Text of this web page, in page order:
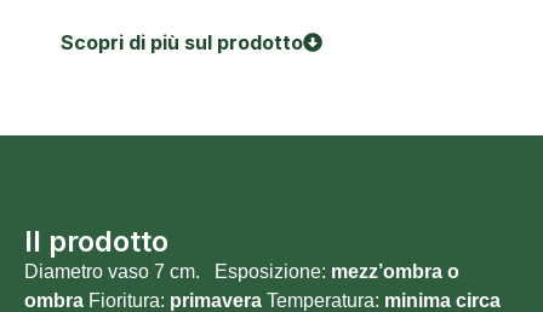
Scopri di più sul prodotto
Il prodotto
Diametro vaso 7 cm. Esposizione: mezz’ombra o
ombra Fioritura: primavera Temperatura: minima circa